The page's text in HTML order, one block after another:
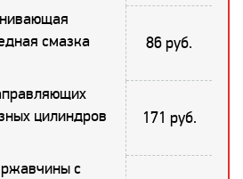
смазка
86 руб.
цилиндров
171 руб.
с